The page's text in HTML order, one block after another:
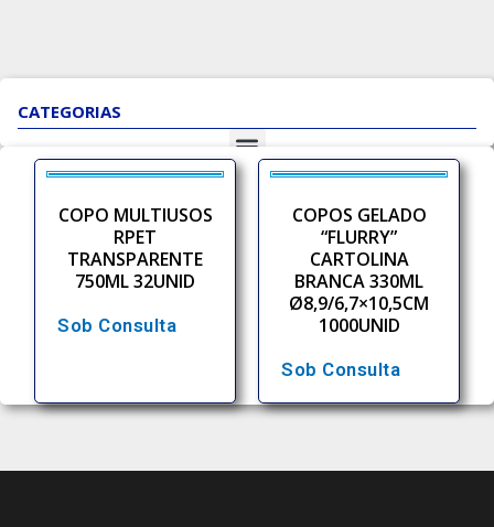
CATEGORIAS
COPO MULTIUSOS
RPET
TRANSPARENTE
750ML 32UNID
Sob Consulta
COPOS GELADO
“FLURRY”
CARTOLINA
BRANCA 330ML
Ø8,9/6,7×10,5CM
1000UNID
Sob Consulta